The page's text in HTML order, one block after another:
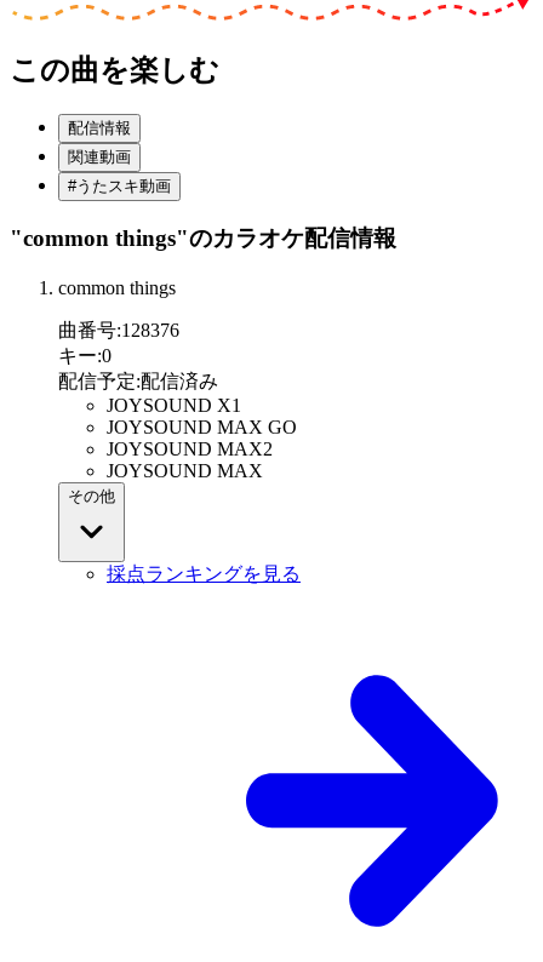
この曲を楽しむ
配信情報
関連動画
#うたスキ動画
"common things"のカラオケ配信情報
common things
曲番号:128376
キー:0
配信予定:配信済み
JOYSOUND X1
JOYSOUND MAX GO
JOYSOUND MAX2
JOYSOUND MAX
その他
採点ランキングを見る